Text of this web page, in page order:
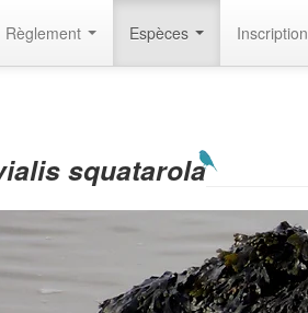
Règlement Espèces Inscription
squatarola